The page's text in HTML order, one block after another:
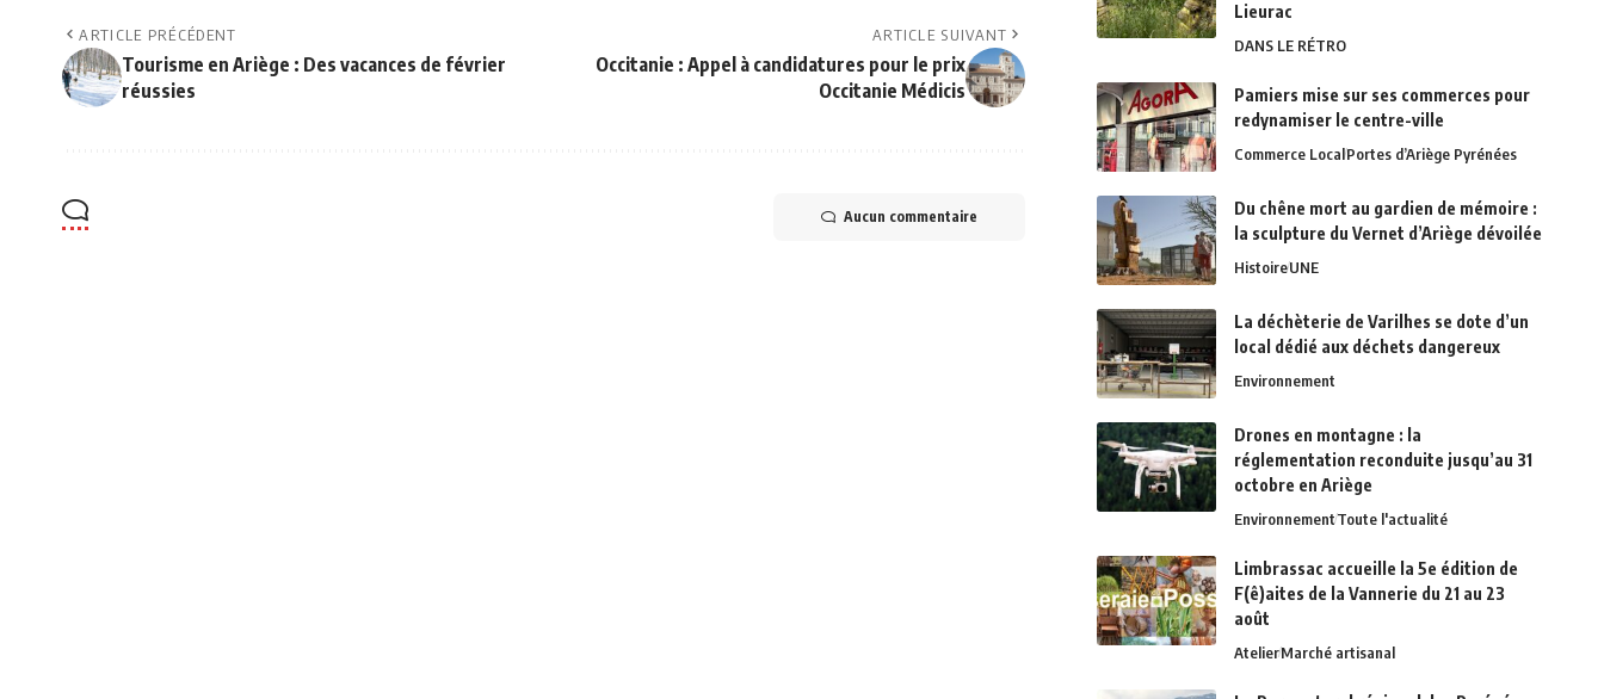
ARTICLE PRÉCÉDENT
Tourisme en Ariège : Des vacances de février
réussies
ARTICLE SUIVANT
Occitanie : Appel à candidatures pour le prix
Occitanie Médicis
Aucun commentaire
Lieurac
DANS LE RÉTRO
Pamiers mise sur ses commerces pour
redynamiser le centre-ville
Commerce LocalPortes d’Ariège Pyrénées
Du chêne mort au gardien de mémoire :
la sculpture du Vernet d’Ariège dévoilée
HistoireUNE
La déchèterie de Varilhes se dote d’un
local dédié aux déchets dangereux
Environnement
Drones en montagne : la
réglementation reconduite jusqu’au 31
octobre en Ariège
EnvironnementToute l'actualité
Limbrassac accueille la 5e édition de
F(ê)aites de la Vannerie du 21 au 23
août
AtelierMarché artisanal